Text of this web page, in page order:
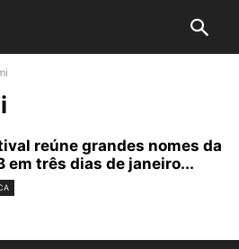
reúne grandes nomes da
em três dias de janeiro...